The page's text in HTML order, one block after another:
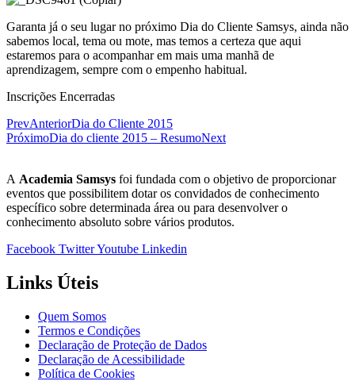
Garanta já o seu lugar no próximo Dia do Cliente Samsys, ainda não
sabemos local, tema ou mote, mas temos a certeza que aqui
estaremos para o acompanhar em mais uma manhã de
aprendizagem, sempre com o empenho habitual.
Inscrições Encerradas
PrevAnteriorDia do Cliente 2015
PróximoDia do cliente 2015 – ResumoNext
A Academia Samsys foi fundada com o objetivo de proporcionar
eventos que possibilitem dotar os convidados de conhecimento
específico sobre determinada área ou para desenvolver o
conhecimento absoluto sobre vários produtos.
Facebook TwitterYoutube Linkedin
Links Úteis
Quem Somos
Termos e Condições
Declaração de Proteção de Dados
Declaração de Acessibilidade
Política de Cookies